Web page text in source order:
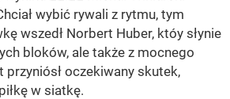
wybić rywali z rytmu, tym
wszedł Norbert Huber, któy słynie
bloków, ale także z mocnego
przyniósł oczekiwany skutek,
w siatkę.